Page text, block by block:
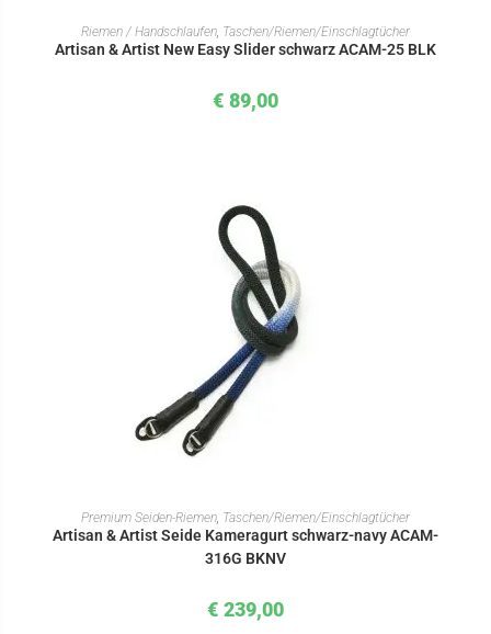
IN DEN WARENKORB
Riemen / Handschlaufen, Taschen/Riemen/Einschlagtücher
Artisan & Artist New Easy Slider schwarz ACAM-25 BLK
€ 89,00
IN DEN WARENKORB
Premium Seiden-Riemen Taschen/Riemen/Einschlagtücher
Artisan & Artist Seide Kameragurt schwarz-navy ACAM-
316G BKNV
€ 239,00